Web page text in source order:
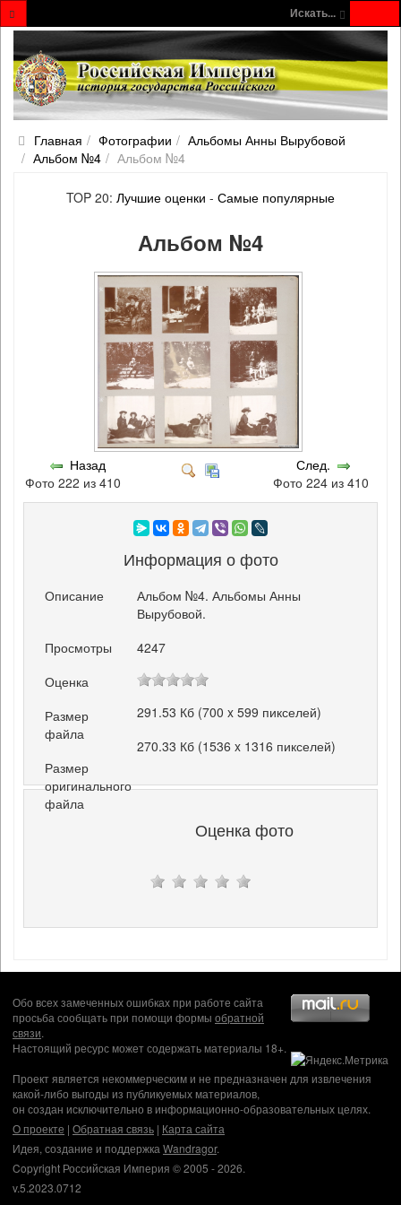
Искать...
Главная Фотографии
Альбомы Анны Вырубовой
Альбом №4
Альбом №4
TOP 20: Лучшие оценки - Самые популярные
Альбом №4
Назад
Фото 222 из 410
След.
Фото 224 из 410
Информация о фото
Описание
Альбом №4. Альбомы Анны
Вырубовой.
Просмотры
4247
Оценка
Размер
файла
291.53 Кб (700 x 599 пикселей)
Размер
оригинального
файла
270.33 Кб (1536 x 1316 пикселей)
Оценка фото
Обо всех замеченных ошибках при работе сайта
просьба сообщать при помощи формы обратной
связи.
Настоящий ресурс может содержать материалы 18+.
Проект является некоммерческим и не предназначен для извлечения
какой-либо выгоды из публикуемых материалов,
он создан исключительно в информационно-образовательных целях.
О проекте | Обратная связь | Карта сайта
Идея, создание и поддержка Wandragor.
Copyright Российская Империя © 2005 - 2026.
v.5.2023.0712